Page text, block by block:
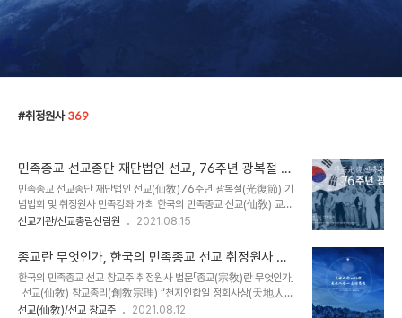
취정원사 369
민족종교 선교종단 재단법인 선교, 76주년 광복절 취
정원사 민족강좌 개최
민족종교 선교종단 재단법인 선교(仙敎)76주년 광복절(光復節) 기
념법회 및 취정원사 민족강좌 개최 한국의 민족종교 선교(仙敎) 교단
은 창교주 박광의(朴光義) 취정원사(聚正元師)님의 교유에 따라,
유종교 선교(仙敎)에 대한 올바른 이해를 돕기 위해 민족강좌를 진행
하고 있습니다. 선교 교단은 2021년 제76주년 광복절을 맞아, 재단
법인 선교가 주최하고 선교총림선림원이 주관하는 광복절 기념대법회
와 함께 취정원사님의 민족강좌 “대한민국의 완전한 독립과 한민족 고
유종교 선교”를 영상교화로 진행했습니다. 선교종단(仙敎宗團)의 광
선교기관/선교총림선림원 2021.08.15
종교란 무엇인가, 한국의 민족종교 선교 취정원사 법
문 _천지인합일 정회사상을 중심으로
한국의 민족종교 선교 창교주 취정원사 법문「종교(宗敎)란 무엇인가」
_선교(仙敎) 창교종리(創敎宗理) “천지인합일 정회사상(天地人合
一正回思想)”을 중심으로환기9218년 선기55년 선교창교31년 선
선교(仙敎)/선교 창교주 2021.08.12